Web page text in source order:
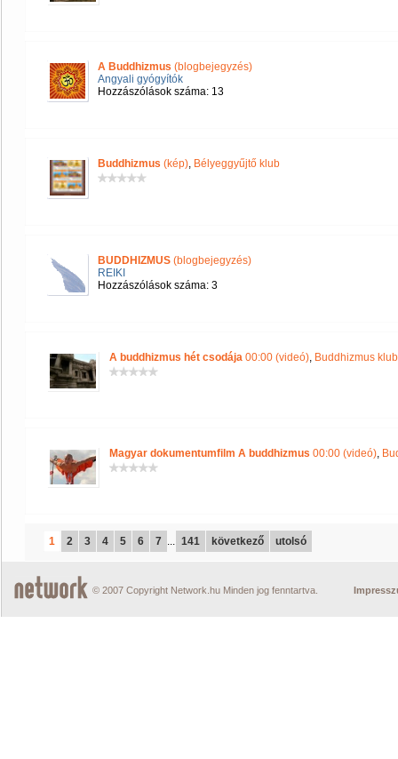
A Buddhizmus (blogbejegyzés)
Angyali gyógyítók
Hozzászólások száma: 13
Buddhizmus (kép), Bélyeggyűjtő klub
BUDDHIZMUS (blogbejegyzés)
REIKI
Hozzászólások száma: 3
A buddhizmus hét csodája 00:00 (videó), Buddhizmus klub
Magyar dokumentumfilm A buddhizmus 00:00 (videó),
1 2 3 4 5 6 7 ... 141 következő utolsó
© 2007 Copyright Network.hu Minden jog fenntartva.